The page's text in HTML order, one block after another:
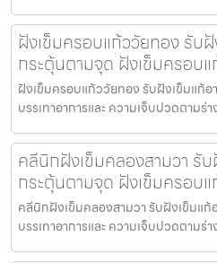
ฝังเข็มครอบแก้ววัยทอง รับฝั
กระตุ้นตามจุด ฝังเข็มครอบ
ฝังเข็มครอบแก้ววัยทอง รับฝังเข็มแก้อ
บรรเทาอาการและ ความเจ็บปวดตาม
คลีนิกฝังเข็มคลองสามวา รับ
กระตุ้นตามจุด ฝังเข็มครอบ
คลีนิกฝังเข็มคลองสามวา รับฝังเข็มแก้
บรรเทาอาการและ ความเจ็บปวดตาม